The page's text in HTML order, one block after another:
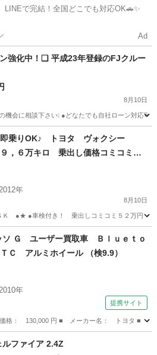
で完結！全国どこでも対応OK🚗✨
Ad
成23年登録のFJクルー
8月10日
機会に相談下さい❕ ●どなたでも自社ロー
車両乗りOK♪ トヨタ ヴォクシー
，６万キロ 乗出し価格コミコミ５
原市★ＣＳＫ☆
年
8月10日
付き！ 乗出しコミコミ５２万円（消費
車両
ソ Ｇ ユーザー買取車 Ｂｌｕｅｔｏ
Ｃ アルミホイール （検9.9）
年
提携サイト
格： 130,000 円 ■ メーカー名： トヨタ ■
ルファイア 2.4Z